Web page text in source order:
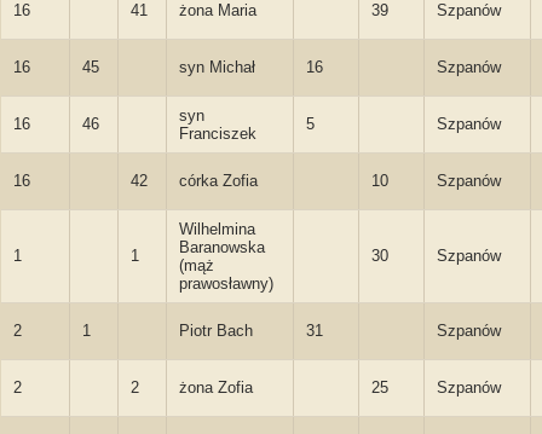
16 41 żona Maria 39 Szpanów
16 45 syn Michał 16 Szpanów
16 46
syn
Franciszek
5 Szpanów
16 42 córka Zofia 10 Szpanów
1 1
Wilhelmina
Baranowska
(mąż
prawosławny)
30 Szpanów
2 1 Piotr Bach 31 Szpanów
2 2 żona Zofia 25 Szpanów